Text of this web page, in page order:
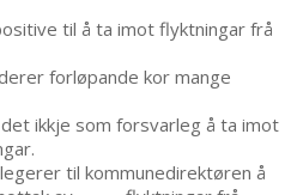
til å ta imot flyktningar frå
forløpande kor mange
som forsvarleg å ta imot
til kommunedirektøren å